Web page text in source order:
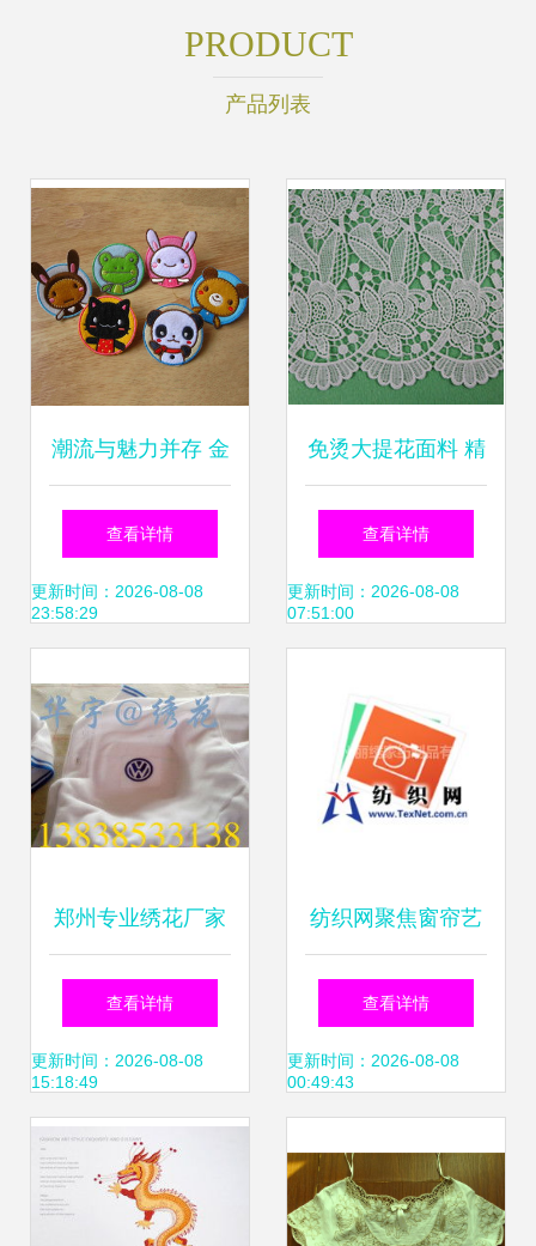
PRODUCT
产品列表
潮流与魅力并存 金
华市可可电脑绣花
厂星级面料绘就哈
查看详情
更新时间：2026-08-08
23:58:29
免烫大提花面料 精
致工艺与现代功能
的完美结合
查看详情
更新时间：2026-08-08
07:51:00
郑州专业绣花厂家
推荐 电脑绣花工艺
的优势与服务
查看详情
更新时间：2026-08-08
15:18:49
纺织网聚焦窗帘艺
术 从贸易到电脑绣
花的华丽蜕变
查看详情
更新时间：2026-08-08
00:49:43